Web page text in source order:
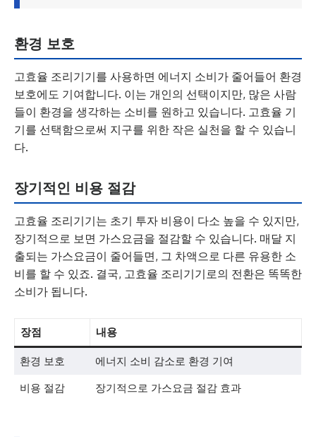
환경 보호
고효율 조리기기를 사용하면 에너지 소비가 줄어들어 환경
보호에도 기여합니다. 이는 개인의 선택이지만, 많은 사람
들이 환경을 생각하는 소비를 원하고 있습니다. 고효율 기
기를 선택함으로써 지구를 위한 작은 실천을 할 수 있습니
다.
장기적인 비용 절감
고효율 조리기기는 초기 투자 비용이 다소 높을 수 있지만,
장기적으로 보면 가스요금을 절감할 수 있습니다. 매달 지
출되는 가스요금이 줄어들면, 그 차액으로 다른 유용한 소
비를 할 수 있죠. 결국, 고효율 조리기기로의 전환은 똑똑한
소비가 됩니다.
장점 내용
환경 보호 에너지 소비 감소로 환경 기여
비용 절감 장기적으로 가스요금 절감 효과